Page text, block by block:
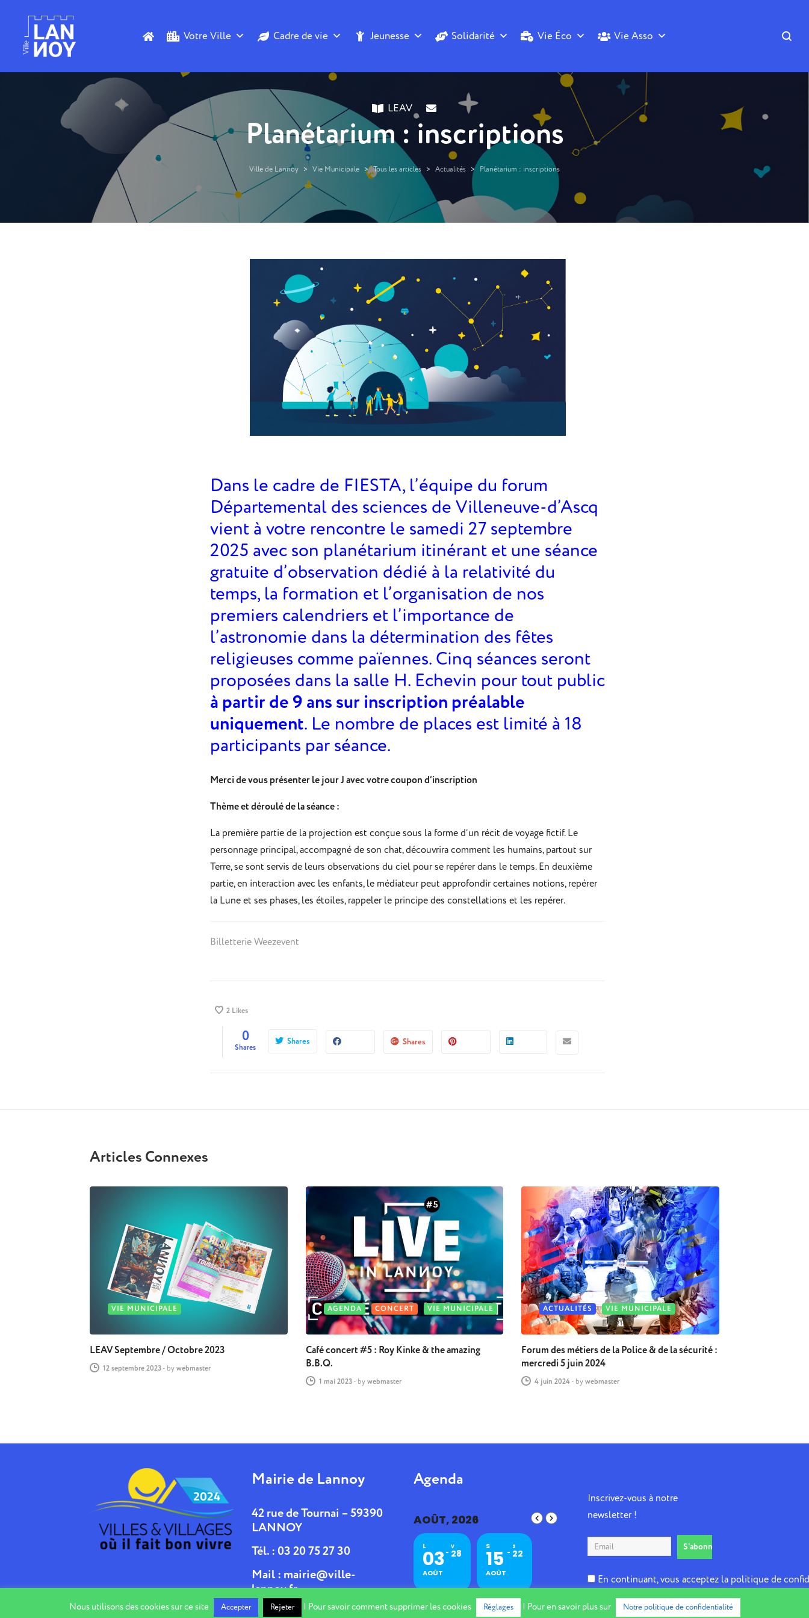
Votre Ville Cadre de vie Jeunesse Solidarité Vie Éco Vie Asso
LEAV
Planétarium : inscriptions
Ville de Lannoy > Vie Municipale > Tous les articles > Actualités > Planétarium : inscriptions
Dans le cadre de FIESTA, l’équipe du forum
Départemental des sciences de Villeneuve-d’Ascq
vient à votre rencontre le samedi 27 septembre
2025 avec son planétarium itinérant et une séance
gratuite d’observation dédié à la relativité du
temps, la formation et l’organisation de nos
premiers calendriers et l’importance de
l’astronomie dans la détermination des fêtes
religieuses comme païennes. Cinq séances seront
proposées dans la salle H. Echevin pour tout public
à partir de 9 ans sur inscription préalable
uniquement. Le nombre de places est limité à 18
participants par séance.
Merci de vous présenter le jour J avec votre coupon d’inscription
Thème et déroulé de la séance :
La première partie de la projection est conçue sous la forme d’un récit de voyage fictif. Le
personnage principal, accompagné de son chat, découvrira comment les humains, partout sur
Terre, se sont servis de leurs observations du ciel pour se repérer dans le temps. En deuxième
partie, en interaction avec les enfants, le médiateur peut approfondir certaines notions, repérer
la Lune et ses phases, les étoiles, rappeler le principe des constellations et les repérer.
Billetterie Weezevent
2 Likes
0
Shares
Shares Shares
Articles Connexes
VIE MUNICIPALE
LEAV Septembre / Octobre 2023
12 septembre 2023 - bywebmaster
AGENDA CONCERT VIE MUNICIPALE
Café concert #5 : Roy Kinke & the amazing
B.B.Q.
1 mai 2023- by webmaster
ACTUALITÉS VIE MUNICIPALE
Forum des métiers de la Police & de la sécurité :
mercredi 5 juin 2024
4 juin 2024 - bywebmaster
Mairie de Lannoy
42 rue de Tournai – 59390
LANNOY
Tél. : 03 20 75 27 30
Mail : mairie@ville-
lannoy.fr
Agenda
AOÛT, 2026
L
03
AOÛT
V
28
S
15
AOÛT
S
22
Inscrivez-vous à notre
newsletter !
En continuant, vous acceptez la politique de
Nous utilisons des cookies sur ce site Accepter Rejeter | Pour savoir comment supprimer les cookies Réglages | Pour en savoir plus sur Notre politique de confidentialité